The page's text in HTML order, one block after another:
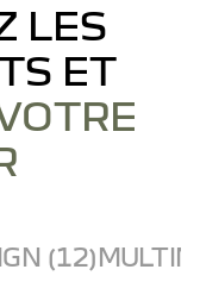
LES
ET
(12)